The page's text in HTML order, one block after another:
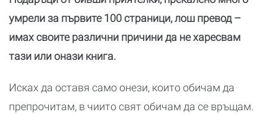
умрели за първите 100 страници, лош превод –
имах своите различни причини да не харесвам
тази или онази книга.
Исках да оставя само онези, които обичам да
препрочитам, в чиито свят обичам да се връщам.